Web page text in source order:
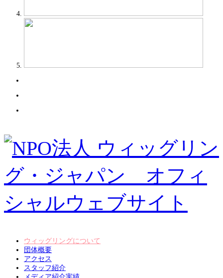
ウィッグリングについて
団体概要
アクセス
スタッフ紹介